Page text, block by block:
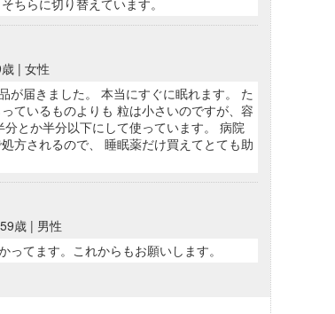
ちらに切り替えています。
| 女性
が届きました。 本当にすぐに眠れます。 た
ているものよりも 粒は小さいのですが、容
とか半分以下にして使っています。 病院
方されるので、 睡眠薬だけ買えてとても助
歳 | 男性
ってます。これからもお願いします。